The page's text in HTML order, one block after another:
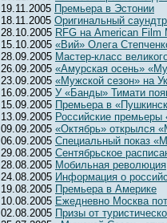
19.11.2005 Премьера в Эстонии
18.11.2005 Оригинальный
28.10.2005 RFG на American Film
15.10.2005 «Вий» Олега
28.09.2005 Мастер-класс
26.09.2005 «Амурская осень»
23.09.2005 «Мужской сезон» на
16.09.2005 У «Банды» Тимати
15.09.2005 Премьера в
13.09.2005 Российские премьеры
09.09.2005 «Октябрь» открылся
06.09.2005 Специальный показ
29.08.2005 Сентябрьское
28.08.2005 Мобильная революция
24.08.2005 Информация о
19.08.2005 Премьера в Америке
10.08.2005 Ежедневно Москва
02.08.2005 Призы от